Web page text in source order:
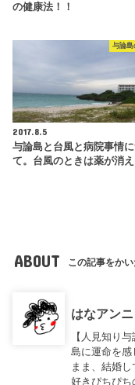
の健康法！！
与論島
2017.8.5
与論島と台風と病院事情
て。台風のときは薬が消え
ABOUT この記事をかい
はなアン
【人見知り
島に運命を
まま、結婚
好きぴちぴ